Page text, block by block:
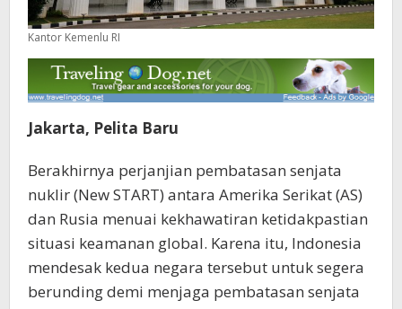
Kantor Kemenlu RI
Jakarta, Pelita Baru
Berakhirnya perjanjian pembatasan senjata
nuklir (New START) antara Amerika Serikat (AS)
dan Rusia menuai kekhawatiran ketidakpastian
situasi keamanan global. Karena itu, Indonesia
mendesak kedua negara tersebut untuk segera
berunding demi menjaga pembatasan senjata